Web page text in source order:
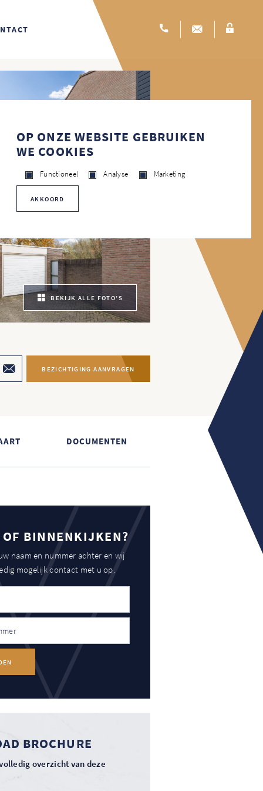
BEKIJK ALLE FOTO’S
BEZICHTIGING AANVRAGEN
DOCUMENTEN
OF BINNENKIJKEN?
naam en nummer achter en wij
mogelijk contact met u op.
BROCHURE
overzicht van deze
OP ONZE WEBSITE GEBRUIKEN
WE COOKIES
Functioneel Analyse Marketing
AKKOORD